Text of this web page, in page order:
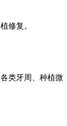
修复。
类牙周、种植微